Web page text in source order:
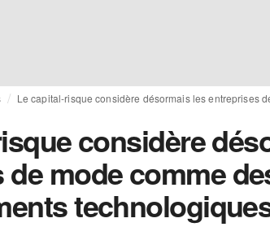
Le capital-risque considère désormais les entreprises
considère
mode comme